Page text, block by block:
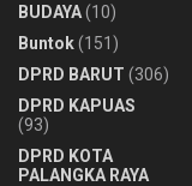
BUDAYA(10)
Buntok(151)
DPRD BARUT (306)
DPRD KAPUAS
(93)
DPRD KOTA
PALANGKA RAYA